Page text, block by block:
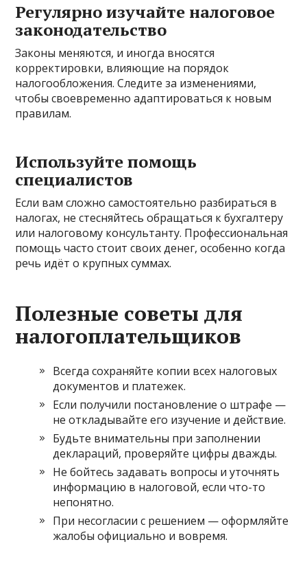
Регулярно изучайте налоговое
законодательство
Законы меняются, и иногда вносятся
корректировки, влияющие на порядок
налогообложения. Следите за изменениями,
чтобы своевременно адаптироваться к новым
правилам.
Используйте помощь
специалистов
Если вам сложно самостоятельно разбираться в
налогах, не стесняйтесь обращаться к бухгалтеру
или налоговому консультанту. Профессиональная
помощь часто стоит своих денег, особенно когда
речь идёт о крупных суммах.
Полезные советы для
налогоплательщиков
Всегда сохраняйте копии всех налоговых
документов и платежек.
Если получили постановление о штрафе —
не откладывайте его изучение и действие.
Будьте внимательны при заполнении
деклараций, проверяйте цифры дважды.
Не бойтесь задавать вопросы и уточнять
информацию в налоговой, если что-то
непонятно.
При несогласии с решением — оформляйте
жалобы официально и вовремя.